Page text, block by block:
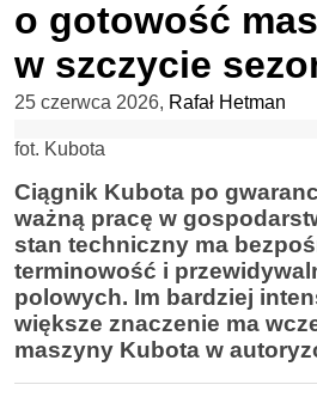
o gotowość
w szczycie
25 czerwca 2026, Rafał Hetman
fot. Kubota
Ciągnik Kubota po
ważną pracę w
stan techniczny ma
terminowość i
polowych. Im bardziej
większe znaczenie ma
maszyny Kubota w